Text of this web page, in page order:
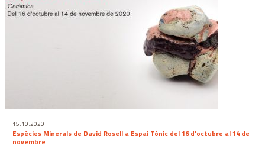
15.10.2020
Espècies Minerals de David Rosell a Espai Tònic del 16 d'octubre al 14 de
novembre